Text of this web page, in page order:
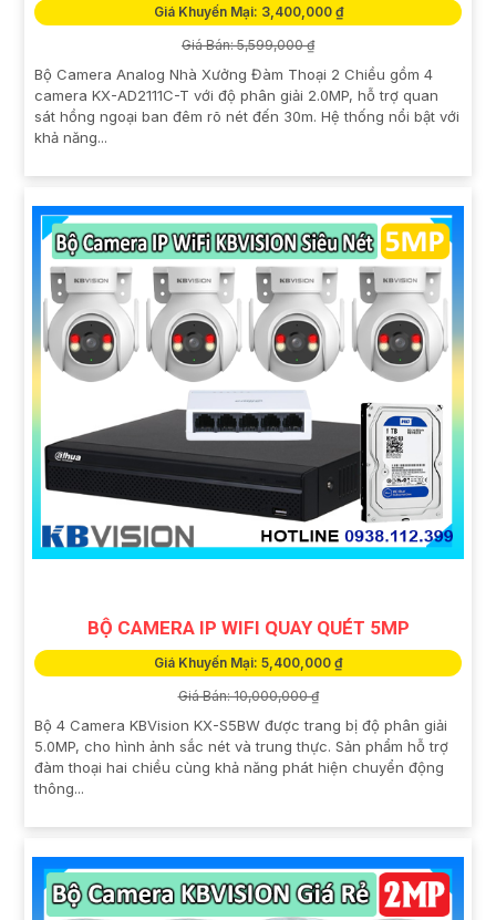
Giá Khuyến Mại: 3,400,000 ₫
Giá Bán: 5,599,000 ₫
Bộ Camera Analog Nhà Xưởng Đàm Thoại 2 Chiều gồm 4
camera KX-AD2111C-T với độ phân giải 2.0MP, hỗ trợ quan
sát hồng ngoại ban đêm rõ nét đến 30m. Hệ thống nổi bật với
khả năng...
BỘ CAMERA IP WIFI QUAY QUÉT 5MP
Giá Khuyến Mại: 5,400,000 ₫
Giá Bán: 10,000,000 ₫
Bộ 4 Camera KBVision KX-S5BW được trang bị độ phân giải
5.0MP, cho hình ảnh sắc nét và trung thực. Sản phẩm hỗ trợ
đàm thoại hai chiều cùng khả năng phát hiện chuyển động
thông...